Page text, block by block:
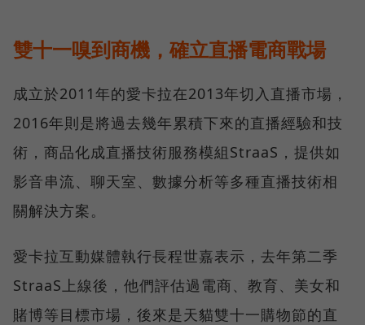
雙十一嗅到商機，確立直播電商戰場
成立於2011年的愛卡拉在2013年切入直播市場，
2016年則是將過去幾年累積下來的直播經驗和技
術，商品化成直播技術服務模組StraaS，提供如
影音串流、聊天室、數據分析等多種直播技術相
關解決方案。
愛卡拉互動媒體執行長程世嘉表示，去年第二季
StraaS上線後，他們評估過電商、教育、美女和
賭博等目標市場，後來是天貓雙十一購物節的直